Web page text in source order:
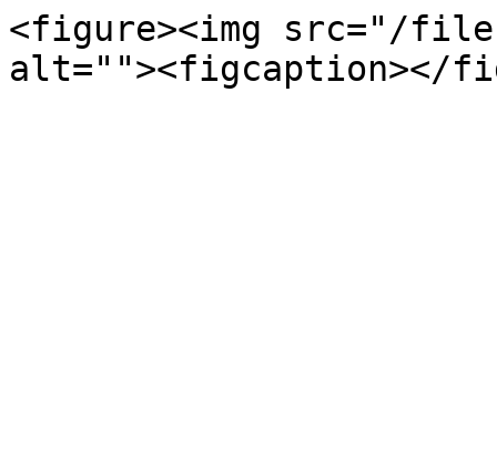
<figure><img src="/files/